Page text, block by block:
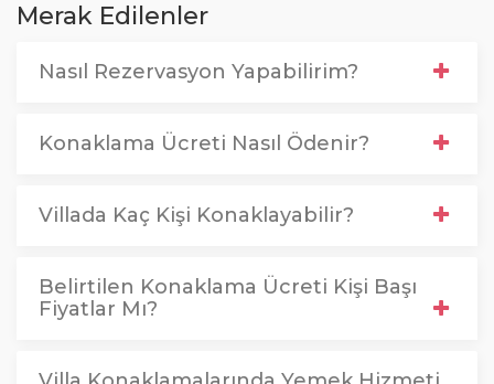
Merak Edilenler
Nasıl Rezervasyon Yapabilirim?
Konaklama Ücreti Nasıl Ödenir?
Villada Kaç Kişi Konaklayabilir?
Belirtilen Konaklama Ücreti Kişi Başı
Fiyatlar Mı?